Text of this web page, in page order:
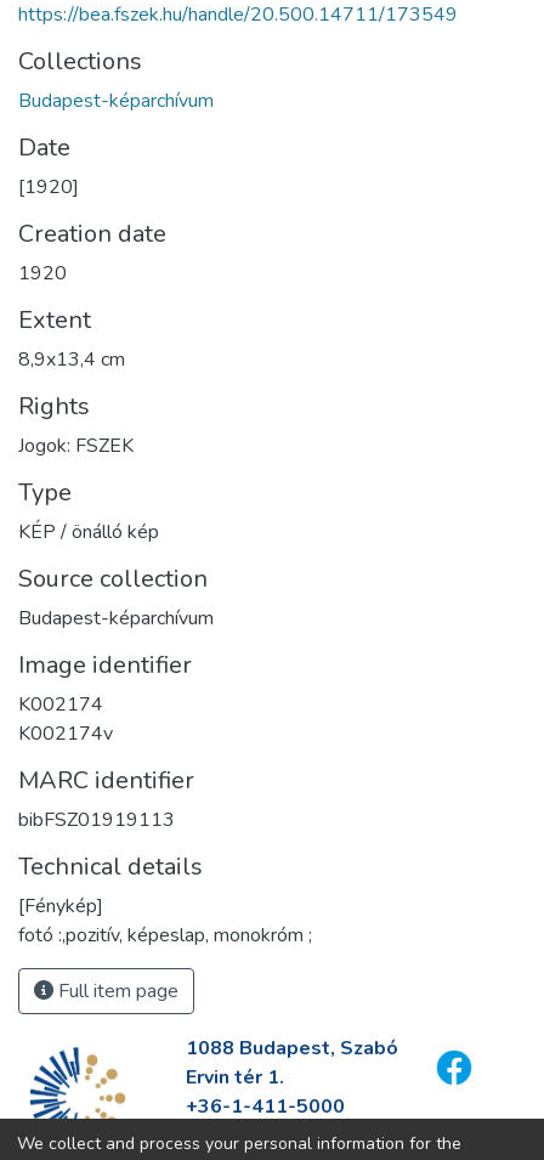
https://bea.fszek.hu/handle/20.500.14711/173549
Collections
Budapest-képarchívum
Date
[1920]
Creation date
1920
Extent
8,9x13,4 cm
Rights
Jogok: FSZEK
Type
KÉP / önálló kép
Source collection
Budapest-képarchívum
Image identifier
K002174
K002174v
MARC identifier
bibFSZ01919113
Technical details
[Fénykép]
fotó :,pozitív, képeslap, monokróm ;
Full item page
1088 Budapest, Szabó
Ervin tér 1.
+36-1-411-5000
info@fszek.hu
We collect and process your personal information for the